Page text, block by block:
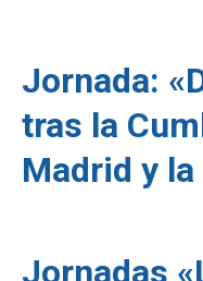
Jornada:
tras la
Madrid y la
Jornadas